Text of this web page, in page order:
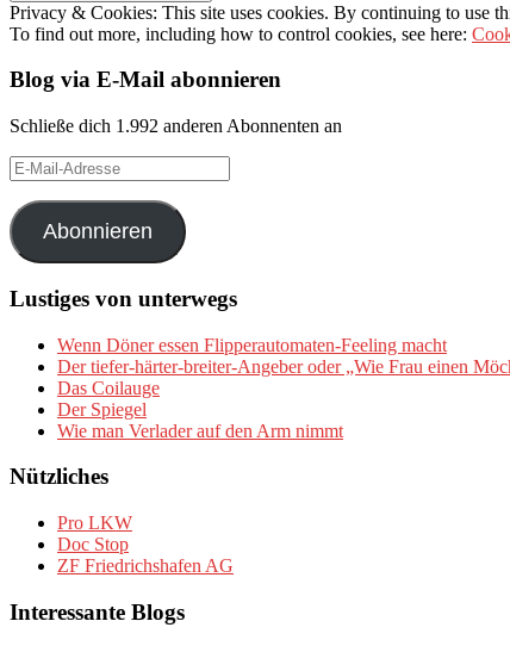
Privacy & Cookies: This site uses cookies. By continuing to use
To find out more, including how to control cookies, see here:
Blog via E-Mail abonnieren
Schließe dich 1.992 anderen Abonnenten an
E-
Mail-
Adresse
Abonnieren
Lustiges von unterwegs
Wenn Döner essen Flipperautomaten-Feeling macht
Der tiefer-härter-breiter-Angeber oder „Wie Frau einen
Das Coilauge
Der Spiegel
Wie man Verlader auf den Arm nimmt
Nützliches
Pro LKW
Doc Stop
ZF Friedrichshafen AG
Interessante Blogs